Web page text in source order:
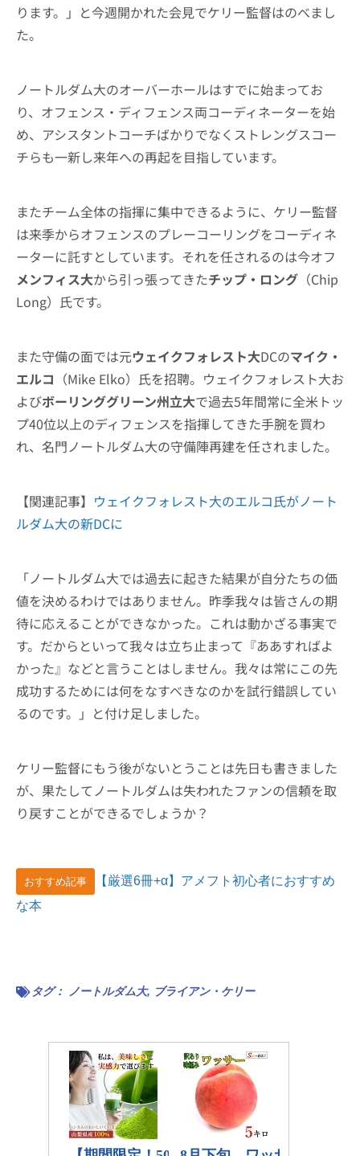
ります。」と今週開かれた会見でケリー監督はのべまし
た。
ノートルダム大のオーバーホールはすでに始まってお
り、オフェンス・ディフェンス両コーディネーターを始
め、アシスタントコーチばかりでなくストレングスコー
チらも一新し来年への再起を目指しています。
またチーム全体の指揮に集中できるように、ケリー監督
は来季からオフェンスのプレーコーリングをコーディネ
ーターに託すとしています。それを任されるのは今オフ
メンフィス大から引っ張ってきたチップ・ロング （Chip
Long）氏です。
また守備の面では元ウェイクフォレスト大DCのマイク・
エルコ （Mike Elko）氏を招聘。ウェイクフォレスト大お
よびボーリンググリーン州立大で過去5年間常に全米トッ
プ40位以上のディフェンスを指揮してきた手腕を買わ
れ、名門ノートルダム大の守備陣再建を任されました。
【関連記事】 ウェイクフォレスト大のエルコ氏がノート
ルダム大の新DCに
「ノートルダム大では過去に起きた結果が自分たちの価
値を決めるわけではありません。昨季我々は皆さんの期
待に応えることができなかった。これは動かざる事実で
す。だからといって我々は立ち止まって『ああすればよ
かった』などと言うことはしません。我々は常にこの先
成功するためには何をなすべきなのかを試行錯誤してい
るのです。」と付け足しました。
ケリー監督にもう後がないとうことは先日も書きました
が、果たしてノートルダムは失われたファンの信頼を取
り戻すことができるでしょうか？
おすすめ記事
【厳選6冊+α】アメフト初心者におすすめ
な本
タグ： ノートルダム大, ブライアン・ケリー